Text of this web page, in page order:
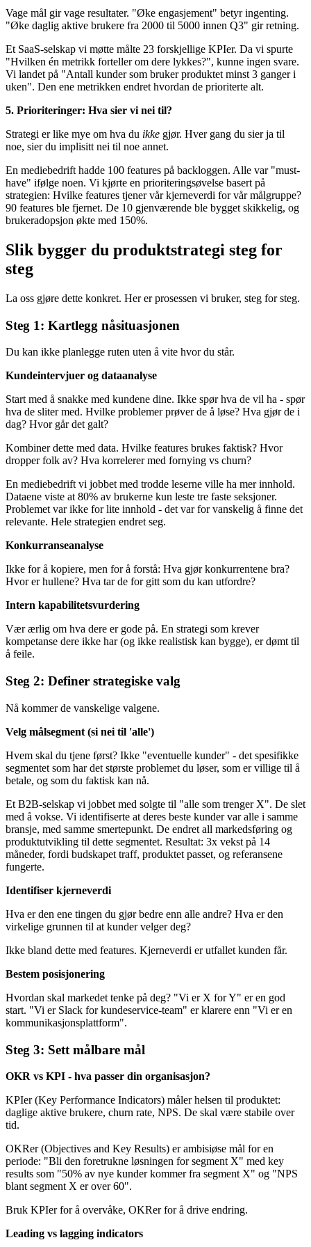
Vage mål gir vage resultater. "Øke engasjement" betyr ingenting.
"Øke daglig aktive brukere fra 2000 til 5000 innen Q3" gir retning.
Et SaaS-selskap vi møtte målte 23 forskjellige KPIer. Da vi spurte
"Hvilken én metrikk forteller om dere lykkes?", kunne ingen svare.
Vi landet på "Antall kunder som bruker produktet minst 3 ganger i
uken". Den ene metrikken endret hvordan de prioriterte alt.
5. Prioriteringer: Hva sier vi nei til?
Strategi er like mye om hva du ikke gjør. Hver gang du sier ja til
noe, sier du implisitt nei til noe annet.
En mediebedrift hadde 100 features på backloggen. Alle var "must-
have" ifølge noen. Vi kjørte en prioriteringsøvelse basert på
strategien: Hvilke features tjener vår kjerneverdi for vår målgruppe?
90 features ble fjernet. De 10 gjenværende ble bygget skikkelig, og
brukeradopsjon økte med 150%.
Slik bygger du produktstrategi steg for
steg
La oss gjøre dette konkret. Her er prosessen vi bruker, steg for steg.
Steg 1: Kartlegg nåsituasjonen
Du kan ikke planlegge ruten uten å vite hvor du står.
Kundeintervjuer og dataanalyse
Start med å snakke med kundene dine. Ikke spør hva de vil ha - spør
hva de sliter med. Hvilke problemer prøver de å løse? Hva gjør de i
dag? Hvor går det galt?
Kombiner dette med data. Hvilke features brukes faktisk? Hvor
dropper folk av? Hva korrelerer med fornying vs churn?
En mediebedrift vi jobbet med trodde leserne ville ha mer innhold.
Dataene viste at 80% av brukerne kun leste tre faste seksjoner.
Problemet var ikke for lite innhold - det var for vanskelig å finne det
relevante. Hele strategien endret seg.
Konkurranseanalyse
Ikke for å kopiere, men for å forstå: Hva gjør konkurrentene bra?
Hvor er hullene? Hva tar de for gitt som du kan utfordre?
Intern kapabilitetsvurdering
Vær ærlig om hva dere er gode på. En strategi som krever
kompetanse dere ikke har (og ikke realistisk kan bygge), er dømt til
å feile.
Steg 2: Definer strategiske valg
Nå kommer de vanskelige valgene.
Velg målsegment (si nei til 'alle')
Hvem skal du tjene først? Ikke "eventuelle kunder" - det spesifikke
segmentet som har det største problemet du løser, som er villige til å
betale, og som du faktisk kan nå.
Et B2B-selskap vi jobbet med solgte til "alle som trenger X". De slet
med å vokse. Vi identifiserte at deres beste kunder var alle i samme
bransje, med samme smertepunkt. De endret all markedsføring og
produktutvikling til dette segmentet. Resultat: 3x vekst på 14
måneder, fordi budskapet traff, produktet passet, og referansene
fungerte.
Identifiser kjerneverdi
Hva er den ene tingen du gjør bedre enn alle andre? Hva er den
virkelige grunnen til at kunder velger deg?
Ikke bland dette med features. Kjerneverdi er utfallet kunden får.
Bestem posisjonering
Hvordan skal markedet tenke på deg? "Vi er X for Y" er en god
start. "Vi er Slack for kundeservice-team" er klarere enn "Vi er en
kommunikasjonsplattform".
Steg 3: Sett målbare mål
OKR vs KPI - hva passer din organisasjon?
KPIer (Key Performance Indicators) måler helsen til produktet:
daglige aktive brukere, churn rate, NPS. De skal være stabile over
tid.
OKRer (Objectives and Key Results) er ambisiøse mål for en
periode: "Bli den foretrukne løsningen for segment X" med key
results som "50% av nye kunder kommer fra segment X" og "NPS
blant segment X er over 60".
Bruk KPIer for å overvåke, OKRer for å drive endring.
Leading vs lagging indicators